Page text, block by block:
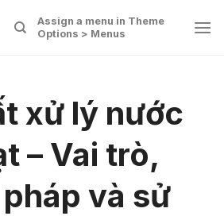
Assign a menu in Theme
Options > Menus
xử lý nước
– Vai trò,
và sử